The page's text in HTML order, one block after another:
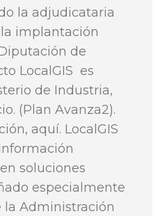
la adjudicataria
implantación
de
LocalGIS es
de Industria,
(Plan Avanza2).
aquí. LocalGIS
soluciones
especialmente
la Administración